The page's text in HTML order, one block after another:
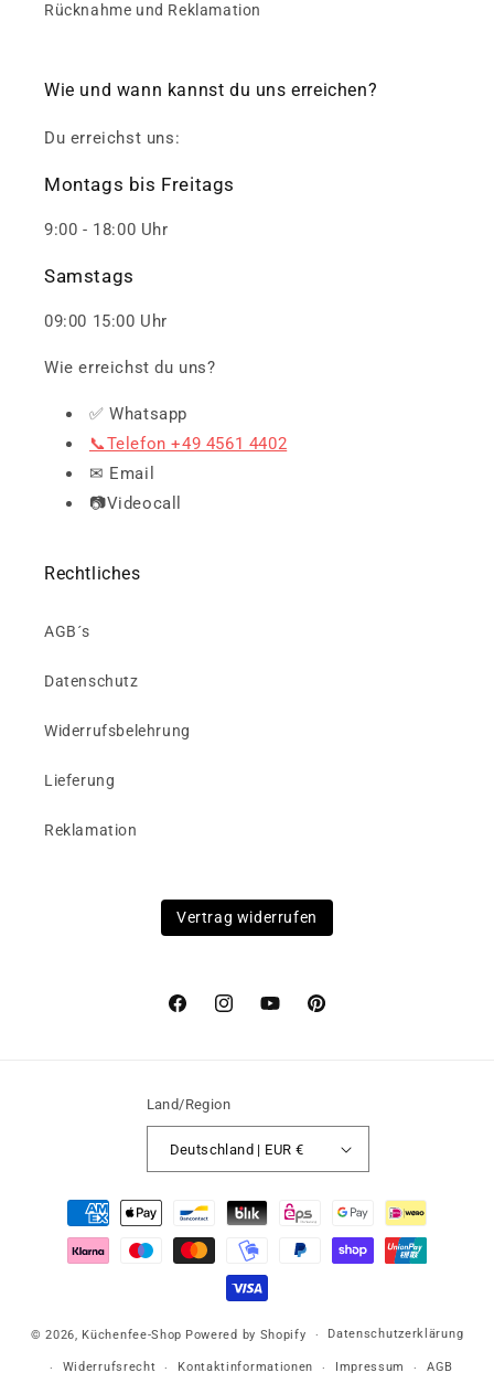
Rücknahme und Reklamation
Wie und wann kannst du uns erreichen?
Du erreichst uns:
Montags bis Freitags
9:00 - 18:00 Uhr
Samstags
09:00 15:00 Uhr
Wie erreichst du uns?
✅ Whatsapp
📞Telefon +49 4561 4402
✉ Email
📷Videocall
Rechtliches
AGB´s
Datenschutz
Widerrufsbelehrung
Lieferung
Reklamation
Vertrag widerrufen
FacebookInstagramYouTubePinterest
Land/Region
Deutschland | EUR €
Zahlungsmethoden
© 2026, Küchenfee-Shop Powered by Shopify Datenschutzerklärung
Widerrufsrecht Kontaktinformationen Impressum AGB